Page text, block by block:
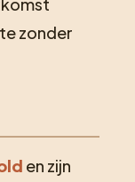
zonder
en zijn